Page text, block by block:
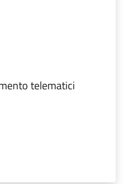
telematici